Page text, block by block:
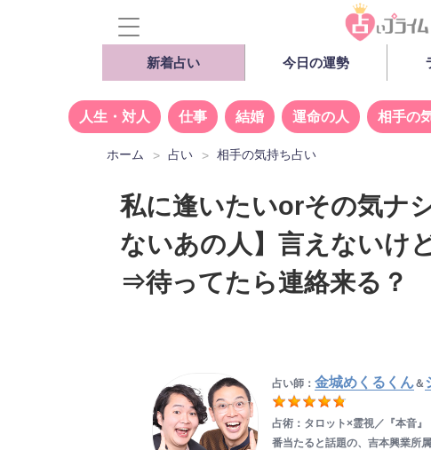
新着占い 今日の運勢
人生・対人 仕事 結婚 運命の人 相手の
ホーム 占い 相手の気持ち占い
私に逢いたいorその気ナ
ないあの人】言えないけ
⇒待ってたら連絡来る？
占い師： 金城めくるくん＆
占術：タロット×霊視／『本音
番当たると話題の、吉本興業所